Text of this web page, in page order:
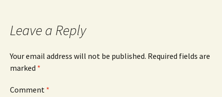
Leave a Reply
Your email address will not be published. Required fields are
marked *
Comment *